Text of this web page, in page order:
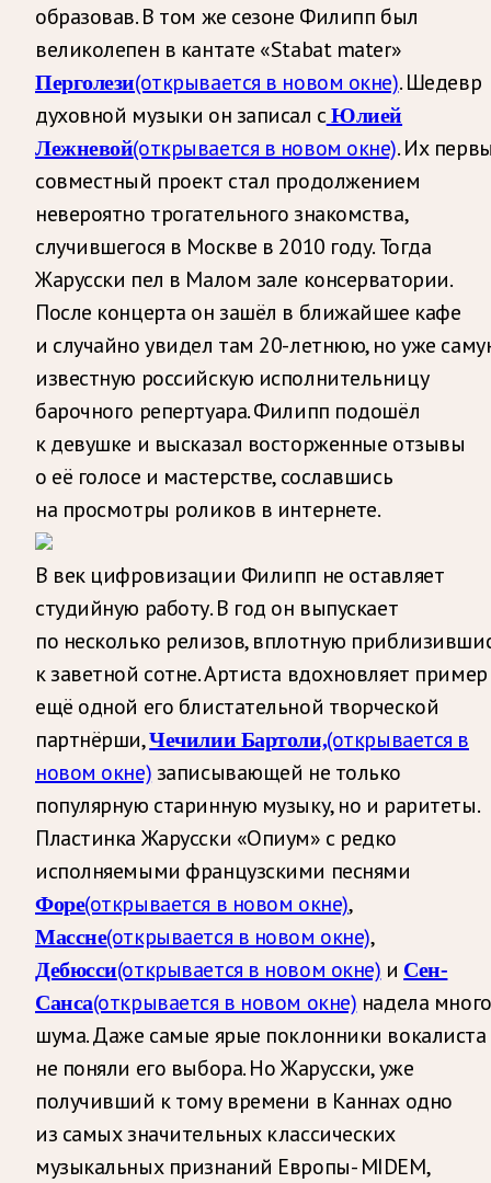
образовав. В том же сезоне Филипп был
великолепен в кантате «Stabat mater»
Перголези(открывается в новом окне). Шедевр
духовной музыки он записал сЮлией
Лежневой(открывается в новом окне). Их
совместный проект стал продолжением
невероятно трогательного знакомства,
случившегося в Москве в 2010 году. Тогда
Жарусски пел в Малом зале консерватории.
После концерта он зашёл в ближайшее кафе
и случайно увидел там 20-летнюю, но уже
известную российскую исполнительницу
барочного репертуара. Филипп подошёл
к девушке и высказал восторженные отзывы
о её голосе и мастерстве, сославшись
на просмотры роликов в интернете.
В век цифровизации Филипп не оставляет
студийную работу. В год он выпускает
по несколько релизов, вплотную
к заветной сотне. Артиста вдохновляет пример
ещё одной его блистательной творческой
партнёрши,Чечилии Бартоли,(открывается в
новом окне) записывающей не только
популярную старинную музыку, но и раритеты.
Пластинка Жарусски «Опиум» с редко
исполняемыми французскими песнями
Форе(открывается в новом окне),
Массне(открывается в новом окне),
Дебюсси(открывается в новом окне) и Сен-
Санса(открывается в новом окне) надела много
шума. Даже самые ярые поклонники вокалиста
не поняли его выбора. Но Жарусски, уже
получивший к тому времени в Каннах одно
из самых значительных классических
музыкальных признаний Европы- MIDEM,